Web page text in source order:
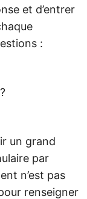
et d’entrer
:
un grand
par
n’est pas
renseigner